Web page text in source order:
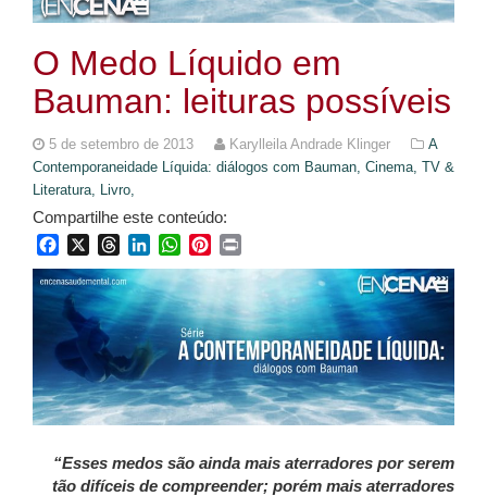
O Medo Líquido em
Bauman: leituras possíveis
5 de setembro de 2013 Karylleila Andrade Klinger
A
Contemporaneidade Líquida: diálogos com Bauman, Cinema, TV &
Literatura, Livro,
Compartilhe este conteúdo:
FacebookThreadsLinkedInWhatsApp
Pinterest
“Esses medos são ainda mais aterradores por serem
tão difíceis de compreender; porém mais aterradores